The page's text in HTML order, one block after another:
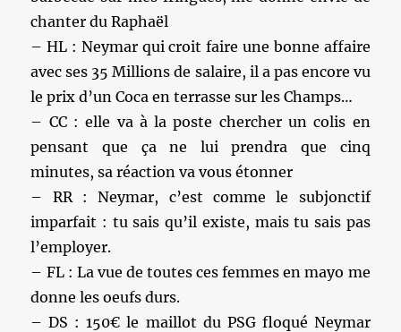
chanter du Raphaël
– HL : Neymar qui croit faire une bonne affaire
avec ses 35 Millions de salaire, il a pas encore vu
le prix d’un Coca en terrasse sur les Champs…
– CC : elle va à la poste chercher un colis en
pensant que ça ne lui prendra que cinq
minutes, sa réaction va vous étonner
– RR : Neymar, c’est comme le subjonctif
imparfait : tu sais qu’il existe, mais tu sais pas
l’employer.
– FL : La vue de toutes ces femmes en mayo me
donne les oeufs durs.
– DS : 150€ le maillot du PSG floqué Neymar